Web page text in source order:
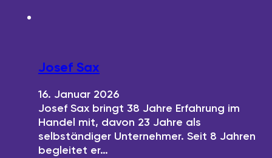
Josef Sax
16. Januar 2026
Josef Sax bringt 38 Jahre Erfahrung im
Handel mit, davon 23 Jahre als
selbständiger Unternehmer. Seit 8 Jahren
begleitet er…